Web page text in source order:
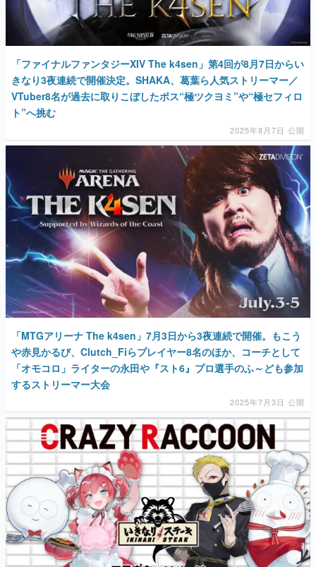
電ファミニコゲーマーとは？
「ファイナルファンタジーXIV The k4sen」第4回が8月7日からい
きなり3夜連続で開催決定。SHAKA、葛葉ら人気ストリーマー／
VTuber8名が過去に取りこぼしたボス“極ツクヨミ”や“極セフィロ
ト”へ挑む
2025年8月7日 公開
「MTGアリーナ The k4sen」7月3日から3夜連続で開催。もこう
や赤見かるび、Clutch_Fiらプレイヤー8名のほか、コーチとして
「オモコロ」ライターの永田や『スト6』プロ選手のふ～ども参加
するストリーマー大会
2025年7月3日 公開